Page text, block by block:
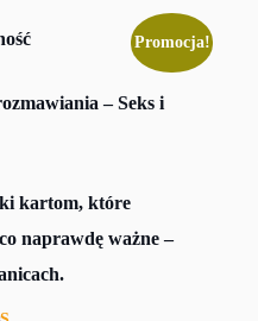
Promocja!
– Seks i
kartom, które
naprawdę ważne –